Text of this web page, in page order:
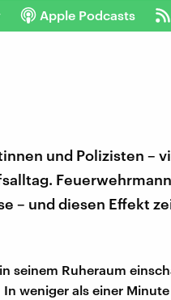
Apple Podcasts
und Polizisten –
– und diesen Effekt
seinem Ruheraum
weniger als einer